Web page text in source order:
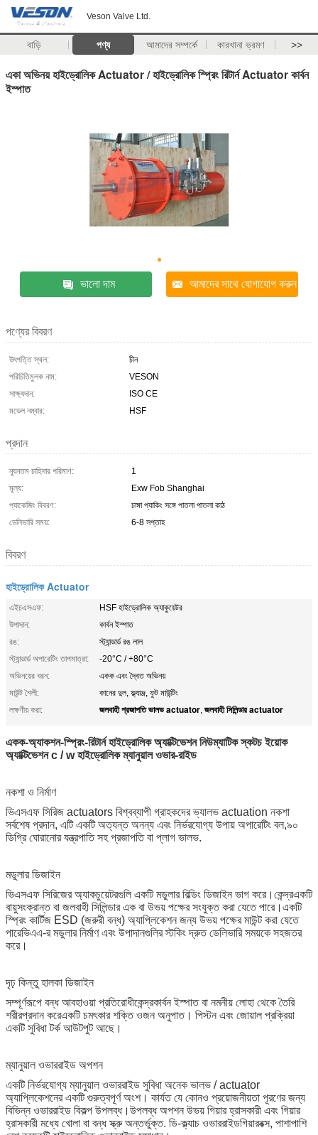
Veson Valve Ltd.
বাড়ি পণ্য আমাদের সম্পর্কে কারখানা ভ্রমণ >>
একা অভিনয় হাইড্রোলিক Actuator / হাইড্রোলিক স্প্রিং রিটার্ন Actuator কার্বন
ইস্পাত
ভালো দাম আমাদের সাথে যোগাযোগ করুন
পণ্যের বিবরণ
উৎপত্তি স্থল:
চীন
পরিচিতিমুলক নাম:
VESON
সাক্ষ্যদান:
ISO CE
মডেল নম্বার:
HSF
প্রদান
ন্যূনতম চাহিদার পরিমাণ:
1
মূল্য:
Exw Fob Shanghai
প্যাকেজিং বিবরণ:
চাঙ্গা প্যাকিং সঙ্গে পাতলা পাতলা কাঠ
ডেলিভারি সময়:
6-8 সপ্তাহ
বিবরণ
হাইড্রোলিক Actuator
এইচএসএফ:
HSF হাইড্রোলিক অ্যাকুয়েটর
উপাদান:
কার্বন ইস্পাত
রঙ:
স্ট্যান্ডার্ড রঙ লাল
স্ট্যান্ডার্ড অপারেটিং তাপমাত্রা:
-20°C / +80°C
অভিনয়ের ধরন:
একক এবং দ্বৈত অভিনয়
মাউন্ট শৈলী:
কানের দুল, ফ্ল্যাঞ্জ, ফুট মাউন্টিং
লক্ষণীয় করা:
জলবাহী প্রজাপতি ভালভ actuator, জলবাহী সিলিন্ডার actuator
একক-অ্যাকশন-স্প্রিং-রিটার্ন হাইড্রোলিক অ্যাক্টিভেশন নিউম্যাটিক স্কটচ ইয়োক
অ্যাক্টিভেশন c / w হাইড্রোলিক ম্যানুয়াল ওভার-রাইড
নকশা ও নির্মাণ
ভিএসএফ সিরিজ actuators বিশ্বব্যাপী গ্রাহকদের ভ্যালভ actuation নকশা
সর্বশেষ প্রদান, এটি একটি অত্যন্ত অনন্য এবং নির্ভরযোগ্য উপায় অপারেটিং বল,৯০
ডিগ্রি ঘোরানোর যন্ত্রপাতি সহ প্রজাপতি বা প্লাগ ভালভ.
মডুলার ডিজাইন
ভিএসএফ সিরিজের অ্যাকচুয়েটরগুলি একটি মডুলার বিল্ডিং ডিজাইন ভাগ করে। কেন্দ্রএকটি
বায়ুসংক্রান্ত বা জলবাহী সিলিন্ডার এক বা উভয় পক্ষের সংযুক্ত করা যেতে পারে।একটি
স্প্রিং কার্টিজ ESD (জরুরী বন্ধ) অ্যাপ্লিকেশন জন্য উভয় পক্ষের মাউন্ট করা যেতে
পারেভিএএ-র মডুলার নির্মাণ এবং উপাদানগুলির স্টকিং দ্রুত ডেলিভারি সময়কে সহজতর
করে।
দৃঢ় কিন্তু হালকা ডিজাইন
সম্পূর্ণরূপে বন্ধ আবহাওয়া প্রতিরোধীকেন্দ্রকার্বন ইস্পাত বা নমনীয় লোহা থেকে তৈরি
শরীরপ্রদান করেএকটি চমৎকার শক্তি ওজন অনুপাত। পিস্টন এবং জোয়াল প্রক্রিয়া
একটি সুবিধা টর্ক আউটপুট আছে।
ম্যানুয়াল ওভাররাইড অপশন
একটি নির্ভরযোগ্য ম্যানুয়াল ওভাররাইড সুবিধা অনেক ভালভ / actuator
অ্যাপ্লিকেশনের একটি গুরুত্বপূর্ণ অংশ। কার্যত যে কোনও প্রয়োজনীয়তা পূরণের জন্য
বিভিন্ন ওভাররাইড বিকল্প উপলব্ধ।উপলব্ধ অপশন উভয় গিয়ার হ্রাসকারী এবং গিয়ার
হ্রাসকারী মধ্যে খোলা বা বন্ধ স্ক্রু অন্তর্ভুক্ত. ডি-ক্ল্যাচ ওভাররাইডগিয়ারবক্স, পাশাপাশি